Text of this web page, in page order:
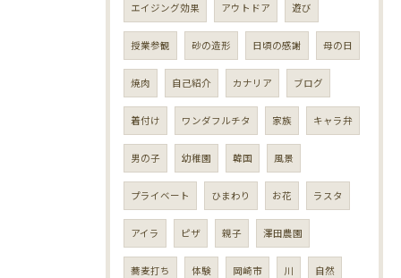
エイジング効果 アウトドア 遊び
授業参観 砂の造形 日頃の感謝 母の日
焼肉 自己紹介 カナリア ブログ
着付け ワンダフルチタ 家族 キャラ弁
男の子 幼稚園 韓国 風景
プライベート ひまわり お花 ラスタ
アイラ ピザ 親子 澤田農園
蕎麦打ち 体験 岡崎市 川 自然